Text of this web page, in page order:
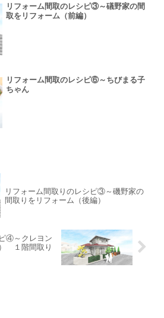
リフォーム間取のレシピ③～礒野家の間
取をリフォーム（前編）
リフォーム間取のレシピ⑥～ちびまる子
ちゃん
リフォーム間取りのレシピ③～磯野家の
間取りをリフォーム（後編）
④～クレヨン
１階間取り